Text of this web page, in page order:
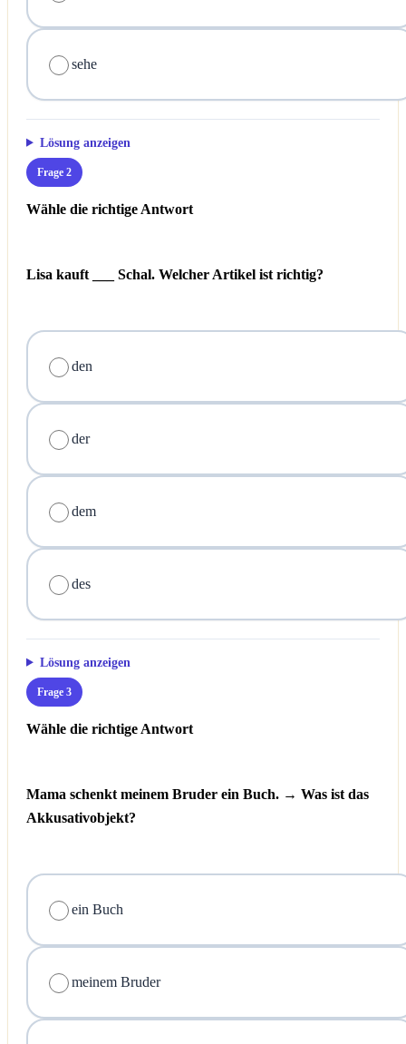
sehe
Lösung anzeigen
Frage 2
Wähle die richtige Antwort
Lisa kauft ___ Schal. Welcher Artikel ist richtig?
den
der
dem
des
Lösung anzeigen
Frage 3
Wähle die richtige Antwort
Mama schenkt meinem Bruder ein Buch. → Was ist das
Akkusativobjekt?
ein Buch
meinem Bruder